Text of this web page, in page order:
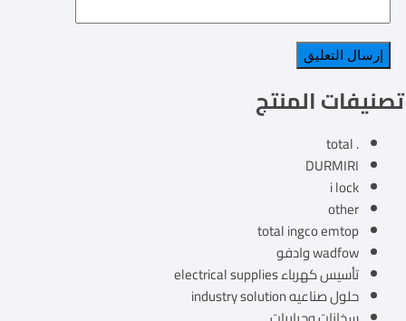
تصنيفات المنتج
. total
DURMIRI
i lock
other
total ingco emtop
wadfow وادفو
تأسيس كهرباء electrical supplies
حلول صناعيه industry solution